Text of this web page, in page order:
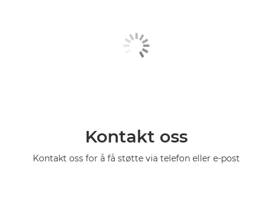
Kontakt oss
Kontakt oss for å få støtte via telefon eller e-post